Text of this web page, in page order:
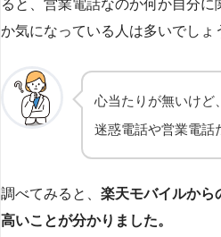
ると、営業電話なのか何か自分
か気になっている人は多いでしょ
心当たりが無いけ
迷惑電話や営業電
調べてみると、 楽天モバイルから
高いことが分かりました。